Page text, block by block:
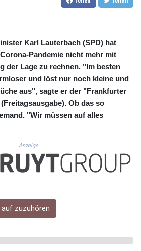
DKK 7.47562
DOP 67.269666
DZD 152.922776
EGP 57.293846
ERN 17.33701
ETB 185.995679
FJD 2.552644
GEL 3.016621
GGP 0.857003
GHS 13.522912
GNF 10120.940719
GTQ 8.792342
HNL 30.886664
Karl Lauterbach (SPD) hat
Pandemie nicht mehr mit
der Lage zu rechnen. "Im besten
und löst nur noch kleine und
aus", sagte er der "Frankfurter
Ob das so
"Wir müssen auf alles
Anzeige
auf zuzuhören